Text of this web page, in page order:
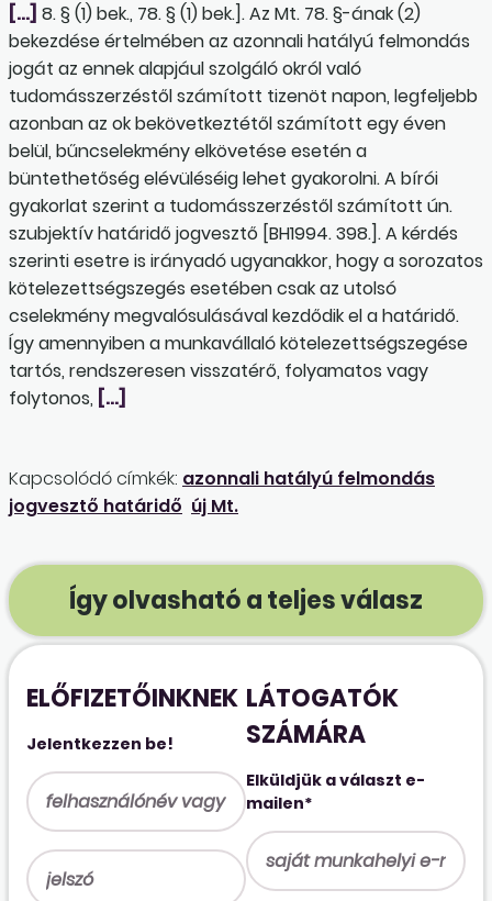
[…] 8. § (1) bek., 78. § (1) bek.]. Az Mt. 78. §-ának (2)
bekezdése értelmében az azonnali hatályú felmondás
jogát az ennek alapjául szolgáló okról való
tudomásszerzéstől számított tizenöt napon, legfeljebb
azonban az ok bekövetkeztétől számított egy éven
belül, bűncselekmény elkövetése esetén a
büntethetőség elévüléséig lehet gyakorolni. A bírói
gyakorlat szerint a tudomásszerzéstől számított ún.
szubjektív határidő jogvesztő [BH1994. 398.]. A kérdés
szerinti esetre is irányadó ugyanakkor, hogy a sorozatos
kötelezettségszegés esetében csak az utolsó
cselekmény megvalósulásával kezdődik el a határidő.
Így amennyiben a munkavállaló kötelezettségszegése
tartós, rendszeresen visszatérő, folyamatos vagy
folytonos, […]
Kapcsolódó címkék: azonnali hatályú felmondás
jogvesztő határidő új Mt.
Így olvasható a teljes válasz
ELŐFIZETŐINKNEK
Jelentkezzen be!
LÁTOGATÓK
SZÁMÁRA
Elküldjük a választ e-
mailen*